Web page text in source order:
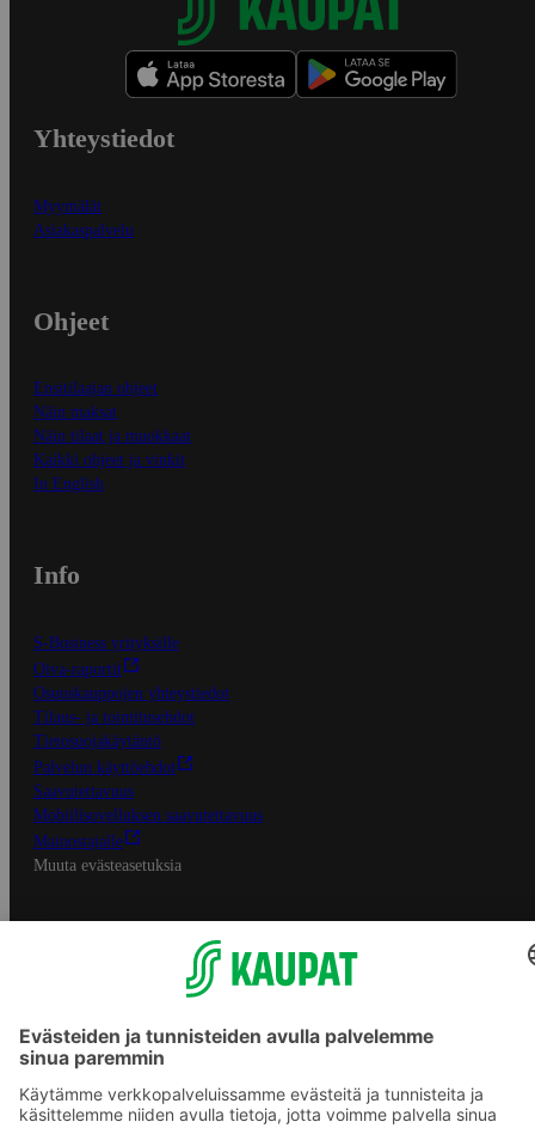
Yhteystiedot
Myymälät
Asiakaspalvelu
Ohjeet
Ensitilaajan ohjeet
Näin maksat
Näin tilaat ja muokkaat
Kaikki ohjeet ja vinkit
In English
Info
S-Business yrityksille
Oiva-raportit
Osuuskauppojen yhteystiedot
Tilaus- ja toimitusehdot
Tietosuojakäytäntö
Palvelun käyttöehdot
Saavutettavuus
Mobiilisovelluksen saavutettavuus
Mainostajalle
Muuta evästeasetuksia
S-ryhmän palvelut
S-ryhmä
Asiakasomistajuus
S-ostoslista -sovellus